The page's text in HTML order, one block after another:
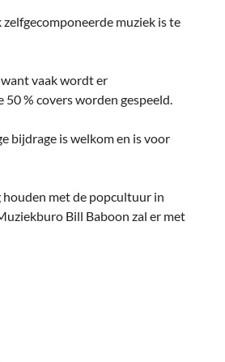
muziek is te
vaak wordt er
% covers worden gespeeld.
bijdrage is welkom en is voor
houden met de popcultuur in
Bill Baboon zal er met